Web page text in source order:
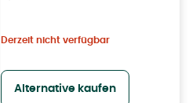
Derzeit nicht verfügbar
Alternative kaufen